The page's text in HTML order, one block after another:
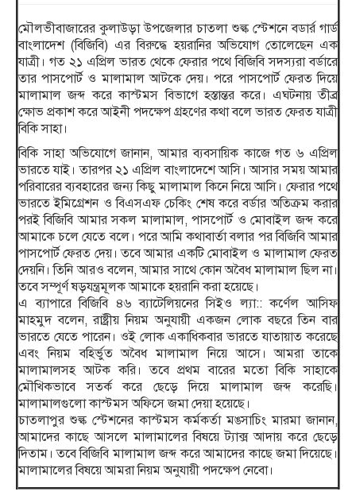
মৌলভীবাজারের কুলাউড়া উপজেলার চাতলা শুল্ক স্টেশনে বডার্র গার্ড
বাংলাদেশ (বিজিবি) এর বিরুদ্ধে হয়রানির অভিযোগ তোলেছেন এক
যাত্রী। গত ২১ এপ্রিল ভারত থেকে ফেরার পথে বিজিবি সদস্যরা বর্ডারে
তার পাসপোর্ট ও মালামাল আটকে দেয়। পরে পাসপোর্ট ফেরত দিয়ে
মালামাল জব্দ করে কাস্টমস বিভাগে হস্তান্তর করে। এঘটনায় তীব্র
ক্ষোভ প্রকাশ করে আইনী পদক্ষেপ গ্রহণের কথা বলে ভারত ফেরত যাত্রী
বিকি সাহা।
বিকি সাহা অভিযোগে জানান, আমার ব্যবসায়িক কাজে গত ৬ এপ্রিল
ভারতে যাই। তারপর ২১ এপ্রিল বাংলাদেশে আসি। আসার সময় আমার
পরিবারের ব্যবহারের জন্য কিছু মালামাল কিনে নিয়ে আসি। ফেরার পথে
ভারতে ইমিগ্রেশন ও বিএসএফ চেকিং শেষ করে বর্ডার অতিক্রম করার
পরই বিজিবি আমার সকল মালামাল, পাসপোর্ট ও মোবাইল জব্দ করে
আমাকে চলে যেতে বলে। পরে আমি কথাবার্তা বলার পর বিজিবি আমার
পাসপোর্ট ফেরত দেয়। তবে আমার একটি মোবাইল ও মালামাল ফেরত
দেয়নি। তিনি আরও বলেন, আমার সাথে কোন অবৈধ মালামাল ছিল না।
তবে সম্পূর্ণ ষড়যন্ত্রমূলক আমাকে হয়রানি করা হয়েছে।
এ ব্যাপারে বিজিবি ৪৬ ব্যাটেলিয়নের সিইও ল্যা:: কর্ণেল আসিফ
মাহমুদ বলেন, রাষ্ট্রীয় নিয়ম অনুযায়ী একজন লোক বছরে তিন বার
ভারতে যেতে পারেন। ওই লোক একাধিকবার ভারতে যাতায়াত করেছে
এবং নিয়ম বহির্ভুত অবৈধ মালামাল নিয়ে আসে। আমরা তাকে
মালামালসহ আটক করি। তবে প্রথম বারের মতো বিকি সাহাকে
মৌখিকভাবে সতর্ক করে ছেড়ে দিয়ে মালামাল জব্দ করেছি।
মালামালগুলো কাস্টমস অফিসে জমা দেয়া হয়েছে।
চাতলাপুর শুল্ক স্টেশনের কাস্টমস কর্মকর্তা মঙসাচিং মারমা জানান,
আমাদের কাছে আসলে মালামালের বিষয়ে ট্যাক্স আদায় করে ছেড়ে
দিতাম। তবে বিজিবি মালামাল জব্দ করে আমাদের কাছে জমা দিয়েছে।
মালামালের বিষয়ে আমরা নিয়ম অনুযায়ী পদক্ষেপ নেবো।